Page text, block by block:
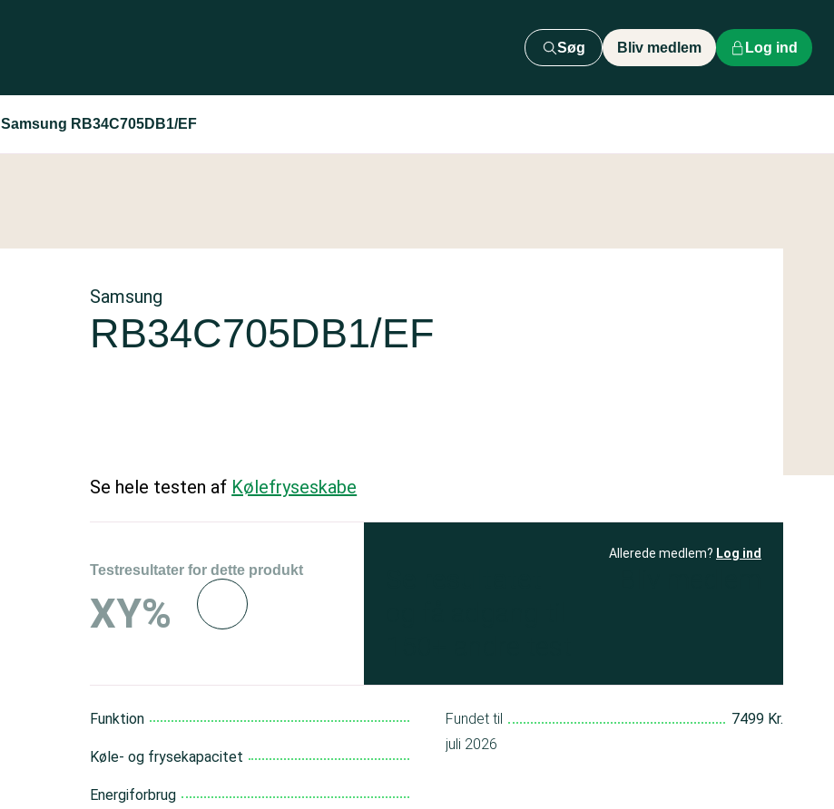
Søg Bliv medlem Log ind
Samsung RB34C705DB1/EF
Samsung
RB34C705DB1/EF
Se hele testen af Kølefryseskabe
Testresultater for dette produkt
XY%
Allerede medlem? Log ind
Funktion
Køle- og frysekapacitet
Energiforbrug
Fundet til
7499 Kr.
juli 2026